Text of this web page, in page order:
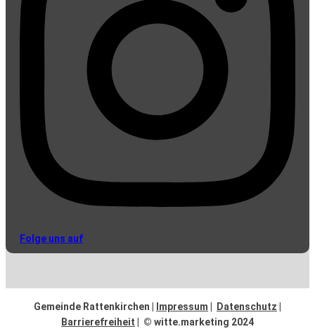
Folge uns auf
Gemeinde Rattenkirchen | Impressum Datenschutz
Barrierefreiheit | © witte.marketing 2024